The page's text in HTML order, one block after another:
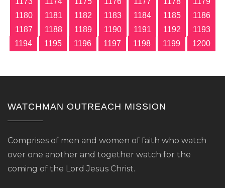
1180
1181 1182 1183 1184 1185
1186
1187
1188 1189 1190 1191 1192
1193
1194
1195 1196 1197 1198 1199 1200
WATCHMAN OUTREACH MISSION
Comprises of men and women of faith who watch
over one another and together watch for the
coming of the Lord Jesus Christ.